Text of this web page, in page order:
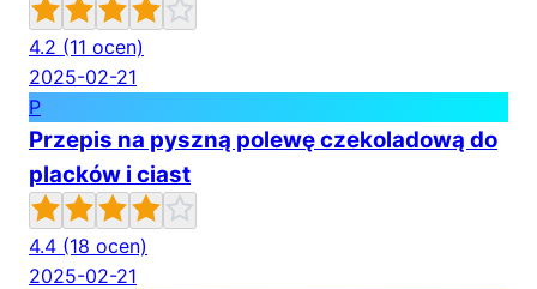
4.2 (11 ocen)
2025-02-21
P
Przepis na pyszną polewę czekoladową do
placków i ciast
4.4 (18 ocen)
2025-02-21